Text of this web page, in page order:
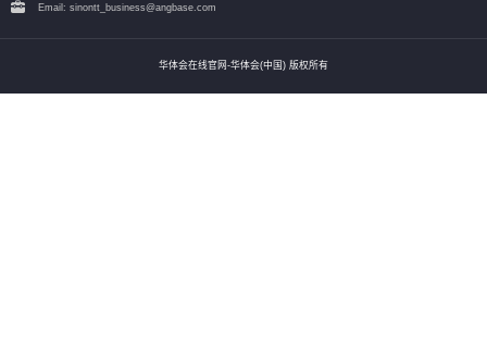
Email: sinontt_business@angbase.com
华体会在线官网-华体会(中国) 版权所有